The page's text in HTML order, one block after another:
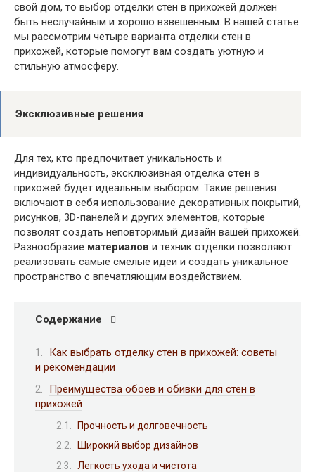
свой дом, то выбор отделки стен в прихожей должен
быть неслучайным и хорошо взвешенным. В нашей статье
мы рассмотрим четыре варианта отделки стен в
прихожей, которые помогут вам создать уютную и
стильную атмосферу.
Эксклюзивные решения
Для тех, кто предпочитает уникальность и
индивидуальность, эксклюзивная отделка стен в
прихожей будет идеальным выбором. Такие решения
включают в себя использование декоративных покрытий,
рисунков, 3D-панелей и других элементов, которые
позволят создать неповторимый дизайн вашей прихожей.
Разнообразие материалов и техник отделки позволяют
реализовать самые смелые идеи и создать уникальное
пространство с впечатляющим воздействием.
Содержание
Как выбрать отделку стен в прихожей: советы
и рекомендации
Преимущества обоев и обивки для стен в
прихожей
Прочность и долговечность
Широкий выбор дизайнов
Легкость ухода и чистота